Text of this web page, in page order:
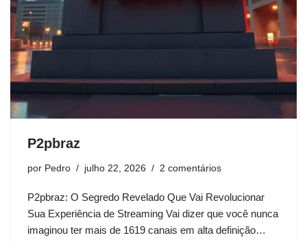
P2pbraz
por Pedro julho 22, 2026 2 comentários
P2pbraz: O Segredo Revelado Que Vai Revolucionar
Sua Experiência de Streaming Vai dizer que você nunca
imaginou ter mais de 1619 canais em alta definição…